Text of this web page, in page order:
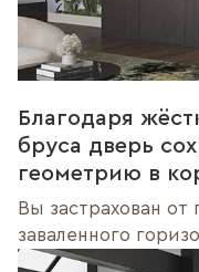
Благодаря
бруса дверь
геометрию в
Вы застрахован
заваленного